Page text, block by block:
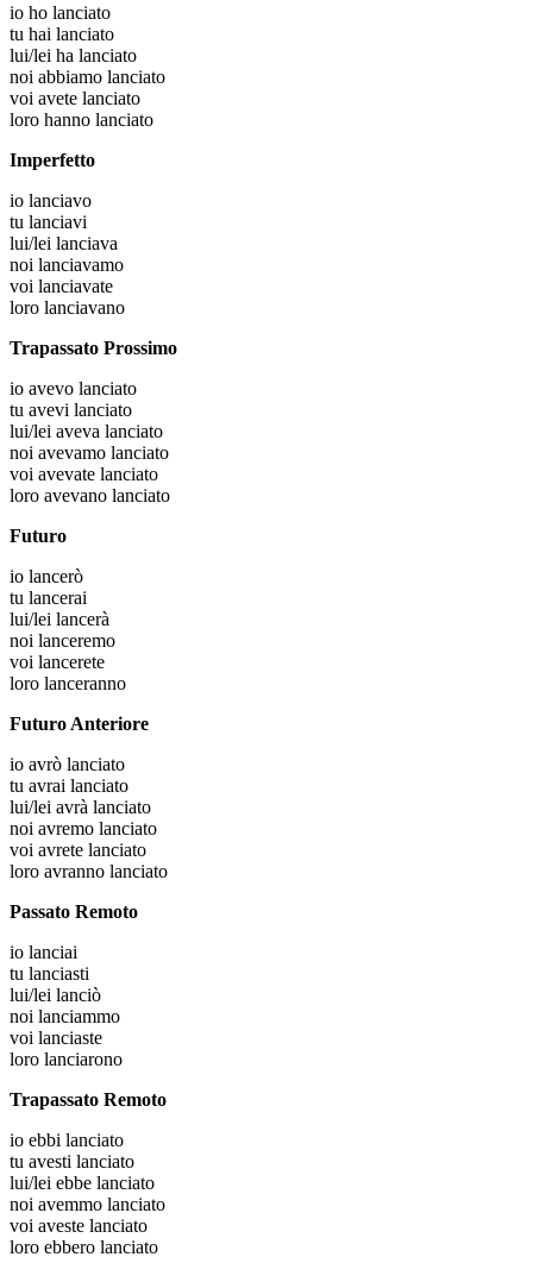
io ho lanciato
tu hai lanciato
lui/lei ha lanciato
noi abbiamo lanciato
voi avete lanciato
loro hanno lanciato
Imperfetto
io lanciavo
tu lanciavi
lui/lei lanciava
noi lanciavamo
voi lanciavate
loro lanciavano
Trapassato Prossimo
io avevo lanciato
tu avevi lanciato
lui/lei aveva lanciato
noi avevamo lanciato
voi avevate lanciato
loro avevano lanciato
Futuro
io lancerò
tu lancerai
lui/lei lancerà
noi lanceremo
voi lancerete
loro lanceranno
Futuro Anteriore
io avrò lanciato
tu avrai lanciato
lui/lei avrà lanciato
noi avremo lanciato
voi avrete lanciato
loro avranno lanciato
Passato Remoto
io lanciai
tu lanciasti
lui/lei lanciò
noi lanciammo
voi lanciaste
loro lanciarono
Trapassato Remoto
io ebbi lanciato
tu avesti lanciato
lui/lei ebbe lanciato
noi avemmo lanciato
voi aveste lanciato
loro ebbero lanciato